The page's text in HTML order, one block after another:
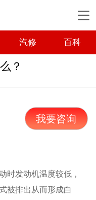
汽修 百科
？
我要咨询
时发动机温度较低，
被排出从而形成白